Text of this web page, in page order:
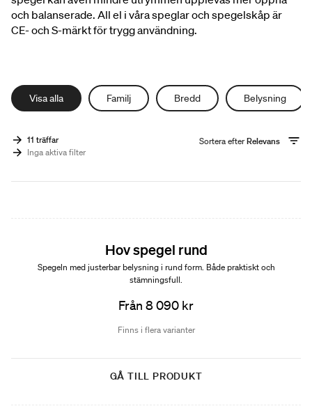
och balanserade. All el i våra speglar och spegelskåp är
CE- och S-märkt för trygg användning.
Visa alla Familj Bredd Belysning
11 träffar
Inga aktiva filter
Sortera efterRelevans
Hov spegel rund
Spegeln med justerbar belysning i rund form. Både praktiskt och
stämningsfull.
Från 8 090 kr
Finns i flera varianter
GÅ TILL PRODUKT